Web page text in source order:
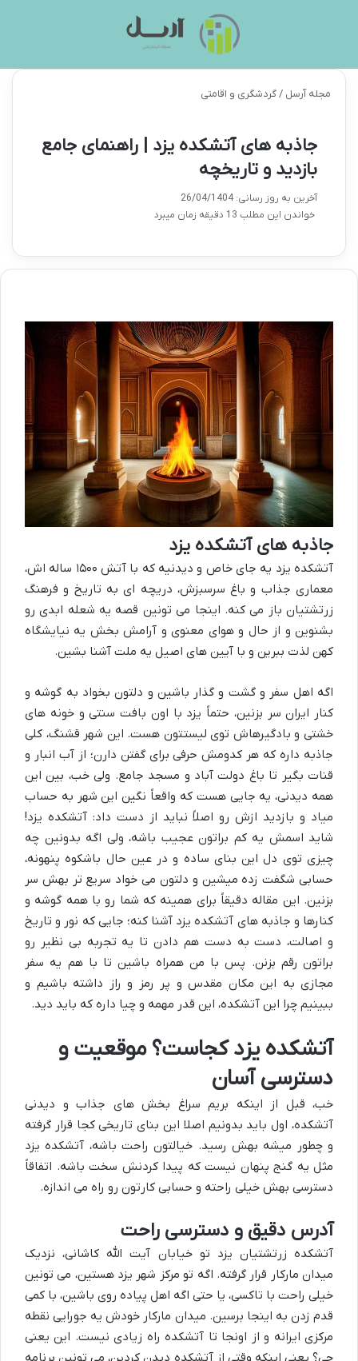
مجله آرسل /گردشگری و اقامتی
جاذبه های آتشکده یزد | راهنمای جامع
بازدید و تاریخچه
آخرین به روز رسانی: 26/04/1404
خواندن این مطلب 13 دقیقه زمان میبرد
جاذبه های آتشکده یزد
آتشکده یزد یه جای خاص و دیدنیه که با آتش ۱۵۰۰ ساله اش،
معماری جذاب و باغ سرسبزش، دریچه ای به تاریخ و فرهنگ
زرتشتیان باز می کنه. اینجا می تونین قصه یه شعله ابدی رو
بشنوین و از حال و هوای معنوی و آرامش بخش یه نیایشگاه
کهن لذت ببرین و با آیین های اصیل یه ملت آشنا بشین.
اگه اهل سفر و گشت و گذار باشین و دلتون بخواد به گوشه و
کنار ایران سر بزنین، حتماً یزد با اون بافت سنتی و خونه های
خشتی و بادگیرهاش توی لیستتون هست. این شهر قشنگ، کلی
جاذبه داره که هر کدومش حرفی برای گفتن دارن؛ از آب انبار و
قنات بگیر تا باغ دولت آباد و مسجد جامع. ولی خب، بین این
همه دیدنی، یه جایی هست که واقعاً نگین این شهر به حساب
میاد و بازدید ازش رو اصلاً نباید از دست داد: آتشکده یزد!
شاید اسمش یه کم براتون عجیب باشه، ولی اگه بدونین چه
چیزی توی دل این بنای ساده و در عین حال باشکوه پنهونه،
حسابی شگفت زده میشین و دلتون می خواد سریع تر بهش سر
بزنین. این مقاله دقیقاً برای همینه که شما رو با همه گوشه و
کنارها و جاذبه های آتشکده یزد آشنا کنه؛ جایی که نور و تاریخ
و اصالت، دست به دست هم دادن تا یه تجربه بی نظیر رو
براتون رقم بزنن. پس با من همراه باشین تا با هم یه سفر
مجازی به این مکان مقدس و پر رمز و راز داشته باشیم و
ببینیم چرا این آتشکده، این قدر مهمه و چیا داره که باید دید.
آتشکده یزد کجاست؟ موقعیت و
دسترسی آسان
خب، قبل از اینکه بریم سراغ بخش های جذاب و دیدنی
آتشکده، اول باید بدونیم اصلا این بنای تاریخی کجا قرار گرفته
و چطور میشه بهش رسید. خیالتون راحت باشه، آتشکده یزد
مثل یه گنج پنهان نیست که پیدا کردنش سخت باشه. اتفاقاً
دسترسی بهش خیلی راحته و حسابی کارتون رو راه می اندازه.
آدرس دقیق و دسترسی راحت
آتشکده زرتشتیان یزد توخیابان آیت الله کاشانی، نزدیک
میدان مارکار قرار گرفته. اگه تو مرکز شهر یزد هستین، می تونین
خیلی راحت با تاکسی، یا حتی اگه اهل پیاده روی باشین، با کمی
قدم زدن به اینجا برسین. میدان مارکار خودش یه جورایی نقطه
مرکزی ایرانه و از اونجا تا آتشکده راه زیادی نیست. این یعنی
چی؟ یعنی اینکه وقتی از آتشکده دیدن کردین، می تونین برنامه